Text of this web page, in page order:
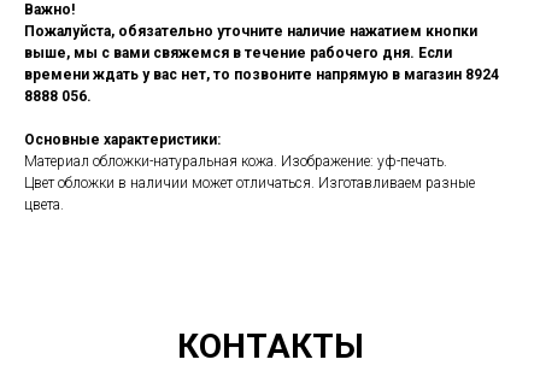
Важно!
Пожалуйста, обязательно уточните наличие нажатием кнопки
выше, мы с вами свяжемся в течение рабочего дня. Если
времени ждать у вас нет, то позвоните напрямую в магазин 8924
8888 056.
Основные характеристики:
Материал обложки-натуральная кожа. Изображение: уф-печать.
Цвет обложки в наличии может отличаться. Изготавливаем разные
цвета.
КОНТАКТЫ